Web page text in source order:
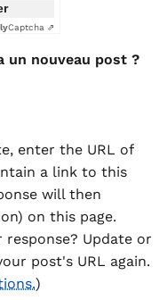
Captcha ⇗
un nouveau post ?
enter the URL of
a link to this
will then
on this page.
Update or
post's URL again.
)